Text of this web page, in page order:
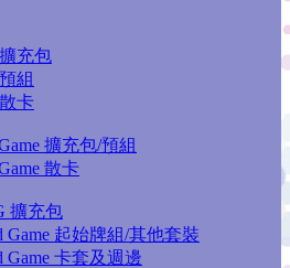
充包
組
卡
擴充包/預組
散卡
擴充包
Game 起始牌組/其他套裝
Game 卡套及週邊